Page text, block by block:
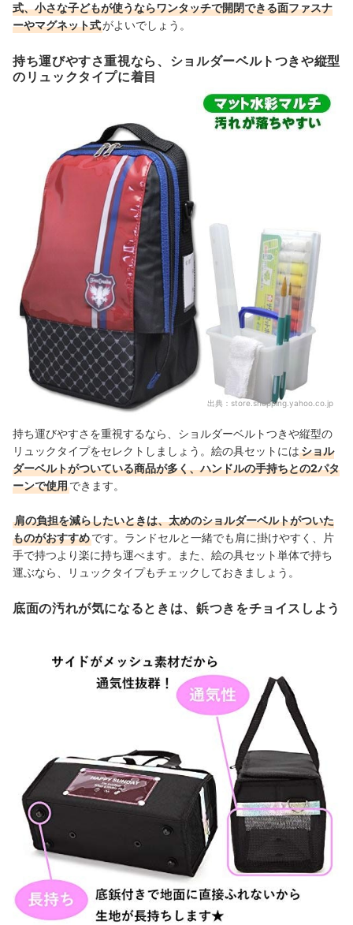
式、小さな子どもが使うならワンタッチで開閉できる面ファスナ
ーやマグネット式がよいでしょう。
持ち運びやすさ重視なら、ショルダーベルトつきや縦型
のリュックタイプに着目
出典： store.shopping.yahoo.co.jp
持ち運びやすさを重視するなら、ショルダーベルトつきや縦型の
リュックタイプをセレクトしましょう。絵の具セットにはショル
ダーベルトがついている商品が多く、ハンドルの手持ちとの2パタ
ーンで使用できます。
肩の負担を減らしたいときは、太めのショルダーベルトがついた
ものがおすすめです。ランドセルと一緒でも肩に掛けやすく、片
手で持つより楽に持ち運べます。また、絵の具セット単体で持ち
運ぶなら、リュックタイプもチェックしておきましょう。
底面の汚れが気になるときは、鋲つきをチョイスしよう